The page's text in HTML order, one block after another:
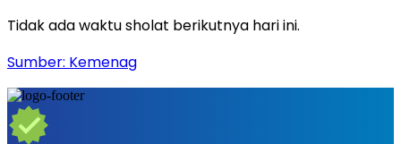
Tidak ada waktu sholat berikutnya hari ini.
Sumber: Kemenag